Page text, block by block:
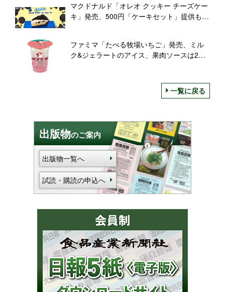
マクドナルド「オレオ クッキー チーズケー
キ」発売、500円「ケーキセット」提供も/
ファミマ「たべる牧場いちご」発売、ミル
ク&ジェラートのアイス、果肉ソースは2倍
一覧に戻る
出版物のご案内
出版物一覧へ
試読・購読の申込へ